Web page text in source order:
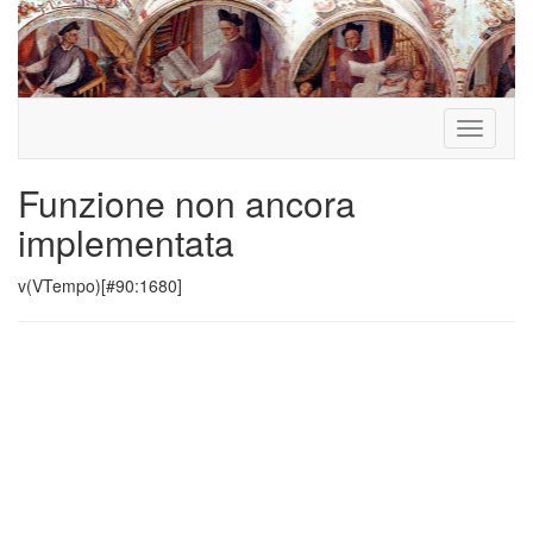
Toggle
Funzione non ancora
implementata
v(VTempo)[#90:1680]